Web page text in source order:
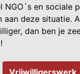
NGO´s en sociale
aan deze situatie.
dan ben je
Vrijwilligerswerk